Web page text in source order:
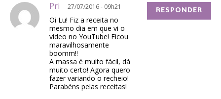
Pri 27/07/2016 - 09h21
Oi Lu! Fiz a receita no
mesmo dia em que vi o
vídeo no YouTube! Ficou
maravilhosamente
boomm!!
A massa é muito fácil, dá
muito certo! Agora quero
fazer variando o recheio!
Parabéns pelas receitas!
RESPONDER